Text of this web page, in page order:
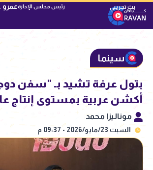
رئيس مجلس الإدارةعمرو
سينما
بتول عرفة تشيد بـ "سفن
أكشن عربية بمستوى إنتاج
موناليزا محمد
السبت 23/مايو/2026 - 09:37 م